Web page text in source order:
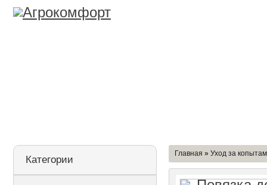
Категории
Главная » Уход за